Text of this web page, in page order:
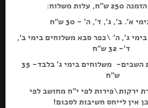
הוספה+
עלות משלוח:
א'. ב', ג', ד', ה' - 30 ש"ח
ג', ה' \כפר סבא משלוחים בימי ב',
ד'- 32 ש"ח
הוד השרון\רמות השבים- משלוחים בימי ג' בלבד- 35
ש"ח
ירקות\פירות לפי י"ח מחושב לפי
אין לייחס חשיבות לסכום!